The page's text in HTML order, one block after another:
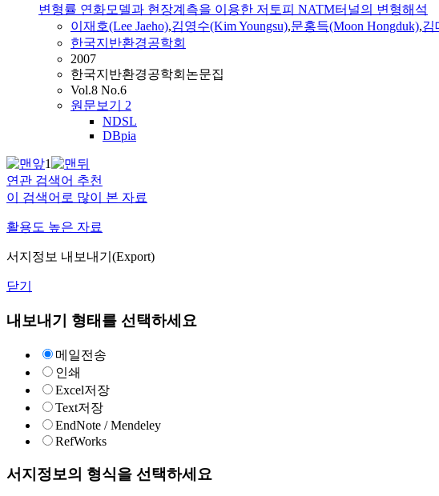
변형률 연화모델과 현장계측을 이용한 저토피 NATM터널의 변형해석
이재호(Lee Jaeho),김영수(Kim Youngsu),문홍득(Moon Hongduk),김
한국지반환경공학회
2007
한국지반환경공학회논문집
Vol.8 No.6
원문보기 2
NDSL
DBpia
1
연관 검색어 추천
이 검색어로 많이 본 자료
활용도 높은 자료
서지정보 내보내기(Export)
닫기
내보내기 형태를 선택하세요
메일전송
인쇄
Excel저장
Text저장
EndNote / Mendeley
RefWorks
서지정보의 형식을 선택하세요